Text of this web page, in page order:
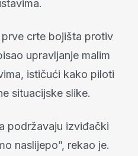
crte bojišta protiv
upravljanje malim
ističući kako piloti
situacijske slike.
podržavaju izviđački
naslijepo”, rekao je.